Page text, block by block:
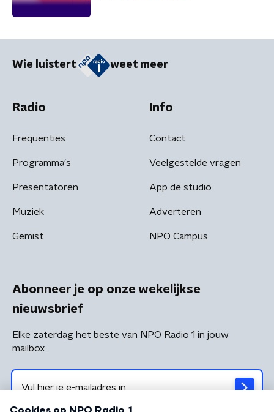
Wie luistert weet meer
Radio
Frequenties
Programma's
Presentatoren
Muziek
Gemist
Info
Contact
Veelgestelde vragen
App de studio
Adverteren
NPO Campus
Abonneer je op onze wekelijkse
nieuwsbrief
Elke zaterdag het beste van NPO Radio 1 in jouw
mailbox